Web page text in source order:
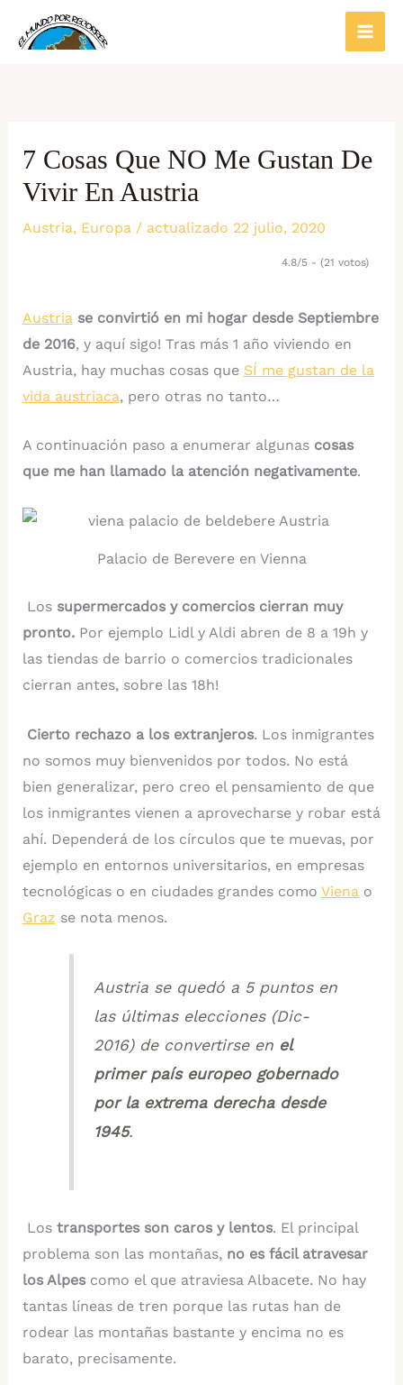
7 Cosas Que NO Me Gustan De
Vivir En Austria
Austria, Europa/ actualizado 22 julio, 2020
4.8/5 - (21 votos)
Austria se convirtió en mi hogar desde Septiembre
de 2016, y aquí sigo! Tras más 1 año viviendo en
Austria, hay muchas cosas que SÍ me gustan de la
vida austriaca, pero otras no tanto…
A continuación paso a enumerar algunas cosas
que me han llamado la atención negativamente.
Palacio de Berevere en Vienna
Los supermercados y comercios cierran muy
pronto.Por ejemplo Lidl y Aldi abren de 8 a 19h y
las tiendas de barrio o comercios tradicionales
cierran antes, sobre las 18h!
Cierto rechazo a los extranjeros. Los inmigrantes
no somos muy bienvenidos por todos. No está
bien generalizar, pero creo el pensamiento de que
los inmigrantes vienen a aprovecharse y robar está
ahí. Dependerá de los círculos que te muevas, por
ejemplo en entornos universitarios, en empresas
tecnológicas o en ciudades grandes como Viena o
Graz se nota menos.
Austria se quedó a 5 puntos en
las últimas elecciones (Dic-
2016) de convertirse en el
primer país europeo gobernado
por la extrema derecha desde
1945.
Los transportes son caros y lentos. El principal
problema son las montañas, no es fácil atravesar
los Alpescomo el que atraviesa Albacete. No hay
tantas líneas de tren porque las rutas han de
rodear las montañas bastante y encima no es
barato, precisamente.